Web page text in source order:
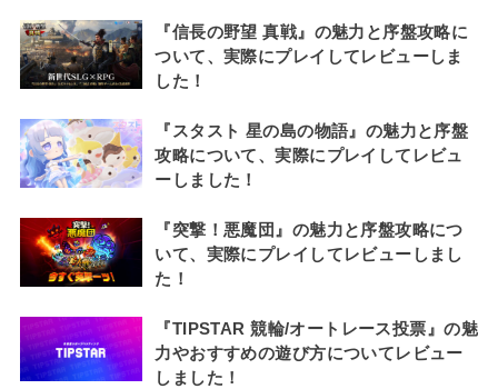
『信長の野望 真戦』の魅力と序盤攻略に
ついて、実際にプレイしてレビューしま
した！
『スタスト 星の島の物語』の魅力と序盤
攻略について、実際にプレイしてレビュ
ーしました！
『突撃！悪魔団』の魅力と序盤攻略につ
いて、実際にプレイしてレビューしまし
た！
『TIPSTAR 競輪/オートレース投票』の魅
力やおすすめの遊び方についてレビュー
しました！